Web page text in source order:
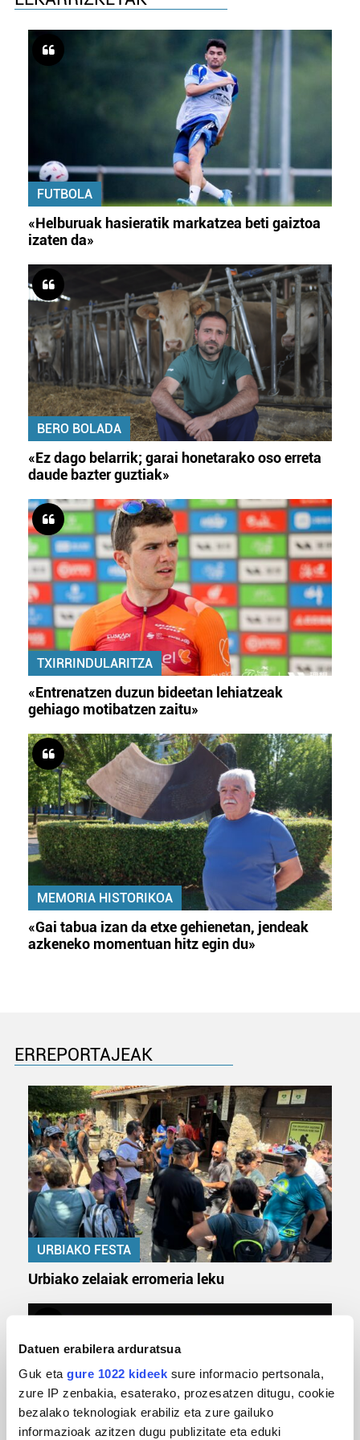
Datuen erabilera arduratsua
Guk eta gure 1022 kideek sure informacio pertsonala,
zure IP zenbakia, esaterako, prozesatzen ditugu, cookie
bezalako teknologiak erabiliz eta zure gailuko
informazioak azitzen dugu publizitate eta eduki
FUTBOLA
«Helburuak hasieratik markatzea beti gaiztoa
izaten da»
BERO BOLADA
«Ez dago belarrik; garai honetarako oso erreta
daude bazter guztiak»
TXIRRINDULARITZA
«Entrenatzen duzun bideetan lehiatzeak
gehiago motibatzen zaitu»
MEMORIA HISTORIKOA
«Gai tabua izan da etxe gehienetan, jendeak
azkeneko momentuan hitz egin du»
ERREPORTAJEAK
URBIAKO FESTA
Urbiako zelaiak erromeria leku